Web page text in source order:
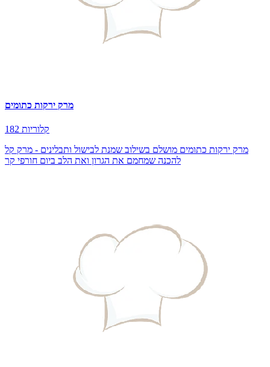
מרק ירקות כתומים
182 קלוריות
מרק ירקות כתומים מושלם בשילוב שמנת לבישול ותבלינים - מרק קל
להכנה שמחמם את הגרון ואת הלב ביום חורפי קר